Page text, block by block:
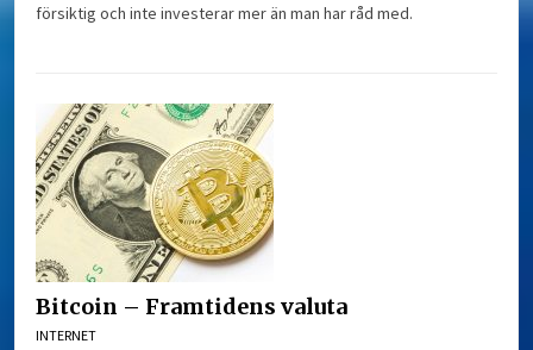
försiktig och inte investerar mer än man har råd med.
Bitcoin – Framtidens valuta
INTERNET